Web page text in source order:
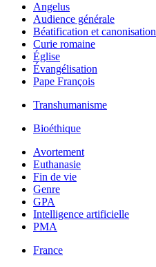
Angelus
Audience générale
Béatification et canonisation
Curie romaine
Église
Évangélisation
Pape François
Transhumanisme
Bioéthique
Avortement
Euthanasie
Fin de vie
Genre
GPA
Intelligence artificielle
PMA
France